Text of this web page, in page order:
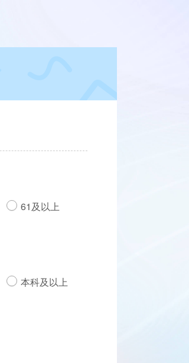
61及以上
本科及以上